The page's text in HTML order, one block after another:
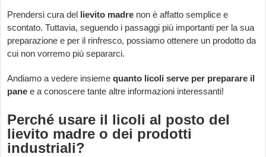
Prendersi cura del lievito madre non è affatto semplice e
scontato. Tuttavia, seguendo i passaggi più importanti per la sua
preparazione e per il rinfresco, possiamo ottenere un prodotto da
cui non vorremo più separarci.
Andiamo a vedere insiemequanto licoli serve per preparare il
pane e a conoscere tante altre informazioni interessanti!
Perché usare il licoli al posto del
lievito madre o dei prodotti
industriali?